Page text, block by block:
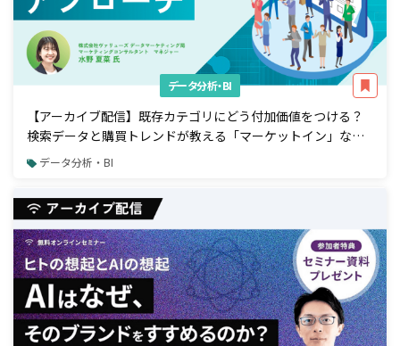
データ分析・BI
【アーカイブ配信】既存カテゴリにどう付加価値をつける？
検索データと購買トレンドが教える「マーケットイン」な商
品開発アプローチ
データ分析・BI